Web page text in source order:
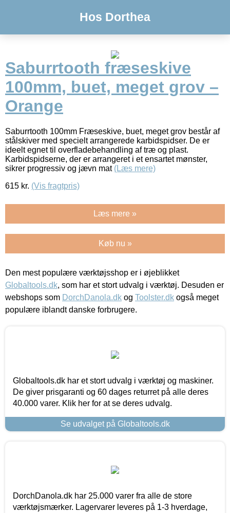
Hos Dorthea
Saburrtooth fræseskive
100mm, buet, meget grov –
Orange
Saburrtooth 100mm Fræseskive, buet, meget grov består af
stålskiver med specielt arrangerede karbidspidser. De er
ideelt egnet til overfladebehandling af træ og plast.
Karbidspidserne, der er arrangeret i et ensartet mønster,
sikrer progressiv og jævn mat (Læs mere)
615 kr. (Vis fragtpris)
Læs mere »
Køb nu »
Den mest populære værktøjsshop er i øjeblikket
Globaltools.dk, som har et stort udvalg i værktøj. Desuden er
webshops som DorchDanola.dk og Toolster.dk også meget
populære iblandt danske forbrugere.
Globaltools.dk har et stort udvalg i værktøj og maskiner.
De giver prisgaranti og 60 dages returret på alle deres
40.000 varer. Klik her for at se deres udvalg.
Se udvalget på Globaltools.dk
DorchDanola.dk har 25.000 varer fra alle de store
værktøjsmærker. Lagervarer leveres på 1-3 hverdage,